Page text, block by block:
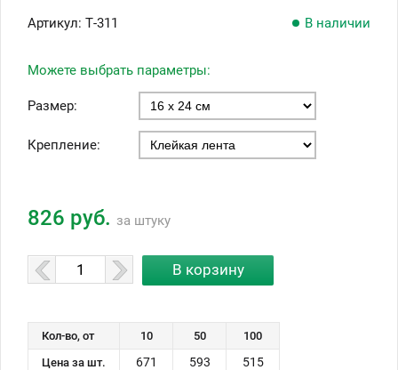
Артикул: Т-311 В наличии
Можете выбрать параметры:
Размер:
Крепление:
826 руб. за штуку
Кол-во, от 10 50
100
Цена за шт.
671 593 515